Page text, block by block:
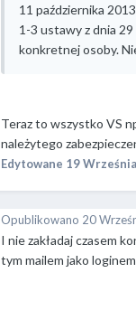
11 października
1-3 ustawy z dnia
konkretnej osoby.
Teraz to wszystko VS
należytego
Edytowane 19
Opublikowano 20
I nie zakładaj czasem
tym mailem jako